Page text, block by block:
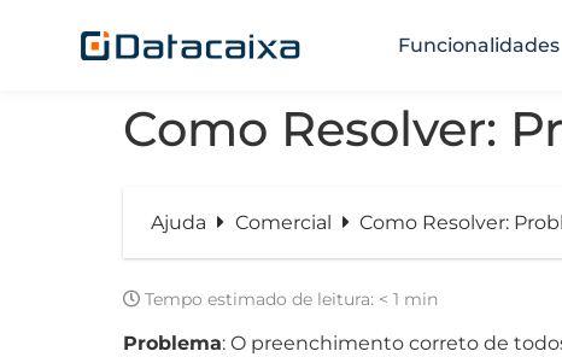
Funcionalidades
Como Resolver:
Ajuda Comercial Como Resolver:
Tempo estimado de leitura: < 1 min
Problema: O preenchimento correto de